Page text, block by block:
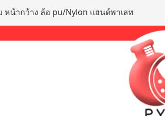
น้ากว้าง ล้อ pu/Nylon แฮนด์พาเลท